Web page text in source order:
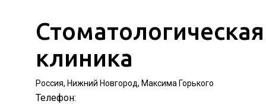
Стоматологическая
клиника
Россия, Нижний Новгород, Максима Горького
Телефон: